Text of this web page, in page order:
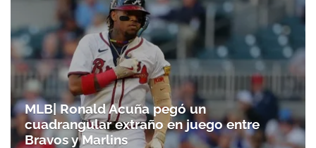
MLB| Ronald Acuña pegó un
cuadrangular extraño en juego entre
Bravos y Marlins